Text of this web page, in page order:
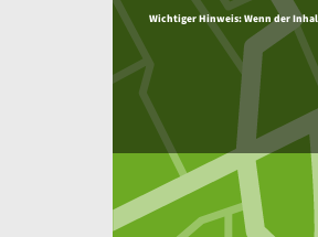
Wichtiger Hinweis:Wenn der